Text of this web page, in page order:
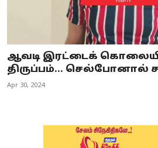
ஆவடி இரட்டைக்
திருப்பம்... செல்போனால்
Apr 30, 2024